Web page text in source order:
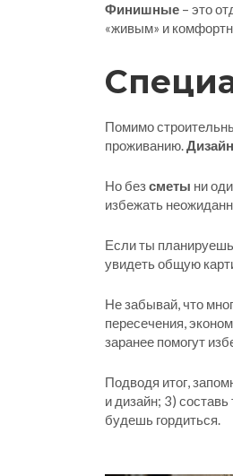
Финишные – это
«живым» и
Помимо
проживанию.
Но безсметы ни
избежать
Если ты
увидеть общую
Не забывай, что
пересечения,
заранее помогут
Подводя итог,
и дизайн; 3)
будешь гордиться.